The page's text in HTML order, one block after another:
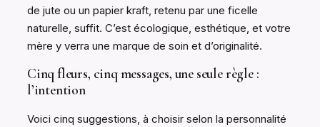
de jute ou un papier kraft, retenu par une ficelle
naturelle, suffit. C’est écologique, esthétique, et votre
mère y verra une marque de soin et d’originalité.
Cinq fleurs, cinq messages, une seule règle :
l’intention
Voici cinq suggestions, à choisir selon la personnalité